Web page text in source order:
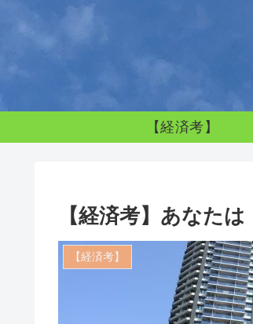
【経済考】
【経済考】あなた
【経済考】